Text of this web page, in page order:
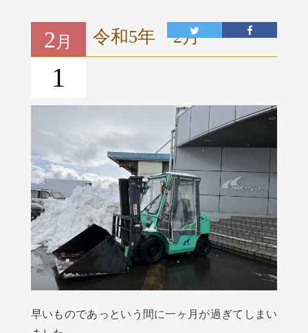
2 月
1
令和5年 2月
早いものであっという間に一ヶ月が過ぎてしまい